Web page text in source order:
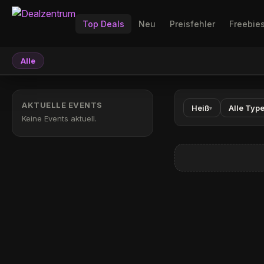
Top Deals Neu Preisfehler
Alle
AKTUELLE EVENTS
Keine Events aktuell.
Heiß▾ Alle